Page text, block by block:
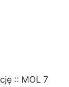
:: MOL 7